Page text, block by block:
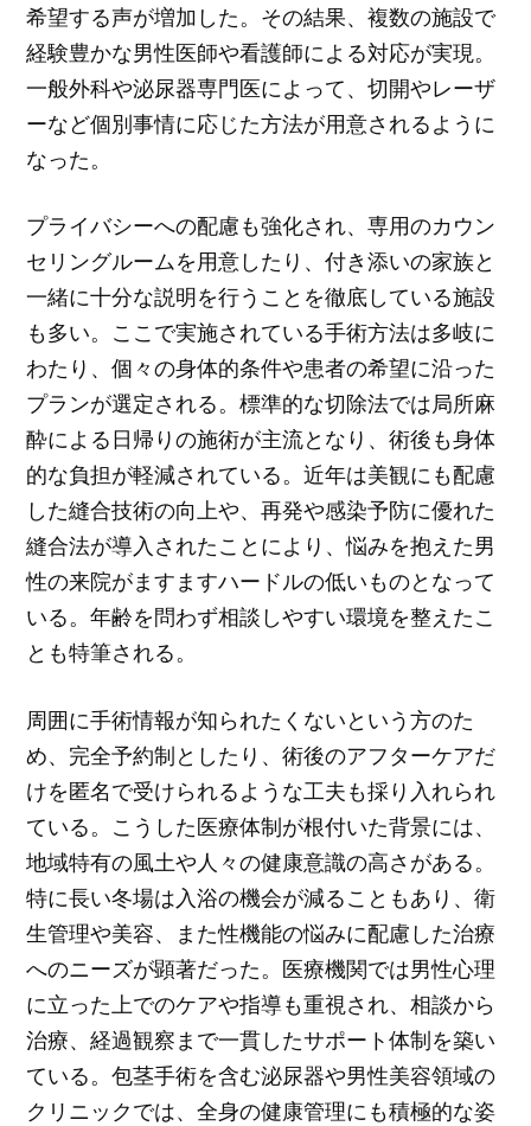
希望する声が増加した。その結果、複数の施設で
経験豊かな男性医師や看護師による対応が実現。
一般外科や泌尿器専門医によって、切開やレーザ
ーなど個別事情に応じた方法が用意されるように
なった。
プライバシーへの配慮も強化され、専用のカウン
セリングルームを用意したり、付き添いの家族と
一緒に十分な説明を行うことを徹底している施設
も多い。ここで実施されている手術方法は多岐に
わたり、個々の身体的条件や患者の希望に沿った
プランが選定される。標準的な切除法では局所麻
酔による日帰りの施術が主流となり、術後も身体
的な負担が軽減されている。近年は美観にも配慮
した縫合技術の向上や、再発や感染予防に優れた
縫合法が導入されたことにより、悩みを抱えた男
性の来院がますますハードルの低いものとなって
いる。年齢を問わず相談しやすい環境を整えたこ
とも特筆される。
周囲に手術情報が知られたくないという方のた
め、完全予約制としたり、術後のアフターケアだ
けを匿名で受けられるような工夫も採り入れられ
ている。こうした医療体制が根付いた背景には、
地域特有の風土や人々の健康意識の高さがある。
特に長い冬場は入浴の機会が減ることもあり、衛
生管理や美容、また性機能の悩みに配慮した治療
へのニーズが顕著だった。医療機関では男性心理
に立った上でのケアや指導も重視され、相談から
治療、経過観察まで一貫したサポート体制を築い
ている。包茎手術を含む泌尿器や男性美容領域の
クリニックでは、全身の健康管理にも積極的な姿